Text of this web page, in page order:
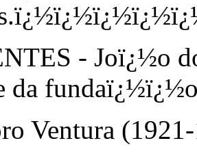
- Joï¿½o
da
Ventura